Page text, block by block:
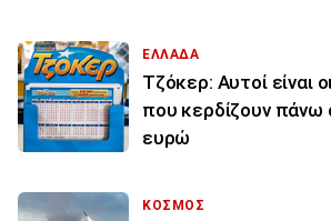
ΕΛΛΑΔΑ
Τζόκερ: Αυτοί είναι
που κερδίζουν πάνω
ευρώ
ΚΟΣΜΟΣ